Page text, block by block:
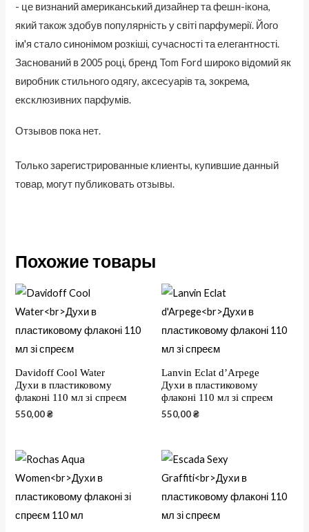
- це визнаний американський дизайнер та фешн-іконa,
який також здобув популярність у світі парфумерії. Його
ім'я стало синонімом розкіші, сучасності та елегантності.
Заснований в 2005 році, бренд Tom Ford широко відомий як
виробник стильного одягу, аксесуарів та, зокрема,
ексклюзивних парфумів.
Отзывов пока нет.
Только зарегистрированные клиенты, купившие данный
товар, могут публиковать отзывы.
Похожие товары
Davidoff Cool Water
Духи в пластиковому
флаконі 110 мл зі спреєм
550,00₴
Lanvin Eclat d’Arpege
Духи в пластиковому
флаконі 110 мл зі спреєм
550,00₴